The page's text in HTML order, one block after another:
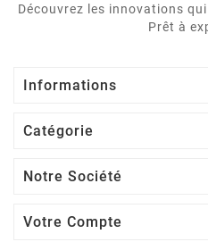
Découvrez les innovations
Prêt à
Informations
Catégorie
Notre Société
Votre Compte